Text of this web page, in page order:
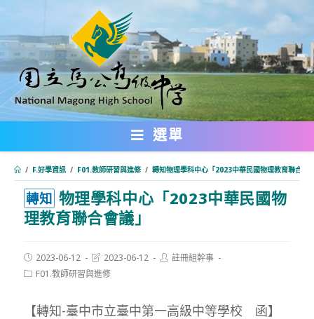
轉
主
要
內
選單
/ F.好學資訊 / F01.教師研習與進修 / 轉知物理學科中心「2023中華民國物理教育聯合會
轉知 物理學科中心「2023中華民國物
理教育聯合會議」
Post
published:
2023-06-12
Post
last
modified:
2023-06-12
Post註冊組幹事
PostF01.教師研習與進修
【轉知-臺中市立臺中第一高級中等學校 函】